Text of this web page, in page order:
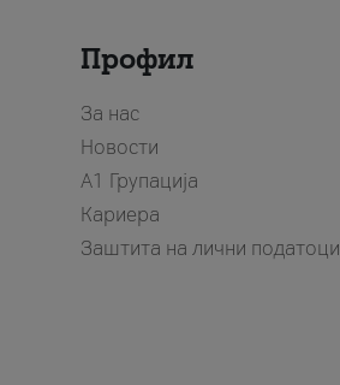
Профил
За нас
Новости
А1 Групација
Кариера
Заштита на лични податоци